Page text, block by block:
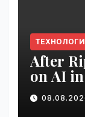
After
on AI